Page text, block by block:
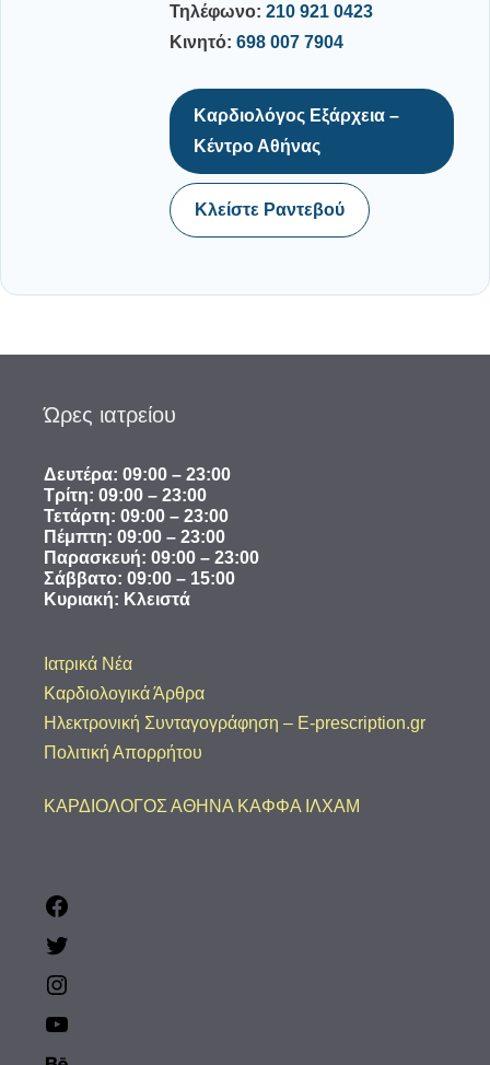
Τηλέφωνο: 210 921 0423
Κινητό: 698 007 7904
Καρδιολόγος Εξάρχεια –
Κέντρο Αθήνας
Κλείστε Ραντεβού
Ώρες ιατρείου
Δευτέρα: 09:00 – 23:00
Τρίτη: 09:00 – 23:00
Τετάρτη: 09:00 – 23:00
Πέμπτη: 09:00 – 23:00
Παρασκευή: 09:00 – 23:00
​Σάββατο: 09:00 – 15:00
Κυριακή: Κλειστά
Ιατρικά Νέα
Καρδιολογικά Άρθρα
Ηλεκτρονική Συνταγογράφηση – E-prescription.gr
Πολιτική Απορρήτου
ΚΑΡΔΙΟΛΟΓΟΣ ΑΘΗΝΑ ΚΑΦΦΑ ΙΛΧΑΜ